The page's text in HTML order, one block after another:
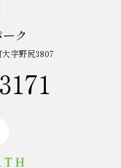
ク
字野尻3807